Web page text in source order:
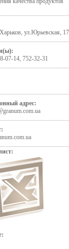
ул.Юрьевская, 17
07-14, 752-32-31
адрес: